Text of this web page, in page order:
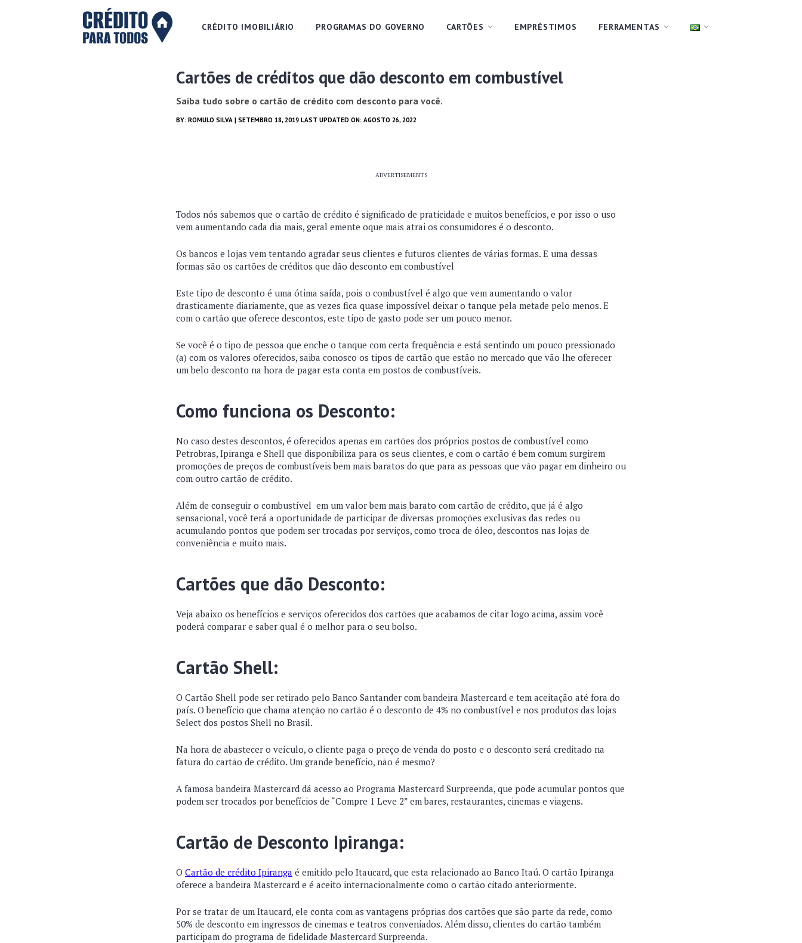
CRÉDITO IMOBILIÁRIO PROGRAMAS DO GOVERNO CARTÕES EMPRÉSTIMOS FERRAMENTAS
Cartões de créditos que dão desconto em combustível
Saiba tudo sobre o cartão de crédito com desconto para você.
BY: ROMULO SILVA | SETEMBRO 18, 2019 LAST UPDATED ON: AGOSTO 26, 2022
ADVERTISEMENTS
Todos nós sabemos que o cartão de crédito é significado de praticidade e muitos benefícios, e por isso o uso
vem aumentando cada dia mais, geral emente oque mais atrai os consumidores é o desconto.
Os bancos e lojas vem tentando agradar seus clientes e futuros clientes de várias formas. E uma dessas
formas são os cartões de créditos que dão desconto em combustível
Este tipo de desconto é uma ótima saída, pois o combustível é algo que vem aumentando o valor
drasticamente diariamente, que as vezes fica quase impossível deixar o tanque pela metade pelo menos. E
com o cartão que oferece descontos, este tipo de gasto pode ser um pouco menor.
Se você é o tipo de pessoa que enche o tanque com certa frequência e está sentindo um pouco pressionado
(a) com os valores oferecidos, saiba conosco os tipos de cartão que estão no mercado que vão lhe oferecer
um belo desconto na hora de pagar esta conta em postos de combustíveis.
Como funciona os Desconto:
No caso destes descontos, é oferecidos apenas em cartões dos próprios postos de combustível como
Petrobras, Ipiranga e Shell que disponibiliza para os seus clientes, e com o cartão é bem comum surgirem
promoções de preços de combustíveis bem mais baratos do que para as pessoas que vão pagar em dinheiro ou
com outro cartão de crédito.
Além de conseguir o combustível em um valor bem mais barato com cartão de crédito, que já é algo
sensacional, você terá a oportunidade de participar de diversas promoções exclusivas das redes ou
acumulando pontos que podem ser trocadas por serviços, como troca de óleo, descontos nas lojas de
conveniência e muito mais.
Cartões que dão Desconto:
Veja abaixo os benefícios e serviços oferecidos dos cartões que acabamos de citar logo acima, assim você
poderá comparar e saber qual é o melhor para o seu bolso.
Cartão Shell:
O Cartão Shell pode ser retirado pelo Banco Santander com bandeira Mastercard e tem aceitação até fora do
país. O benefício que chama atenção no cartão é o desconto de 4% no combustível e nos produtos das lojas
Select dos postos Shell no Brasil.
Na hora de abastecer o veículo, o cliente paga o preço de venda do posto e o desconto será creditado na
fatura do cartão de crédito. Um grande benefício, não é mesmo?
A famosa bandeira Mastercard dá acesso ao Programa Mastercard Surpreenda, que pode acumular pontos que
podem ser trocados por benefícios de “Compre 1 Leve 2” em bares, restaurantes, cinemas e viagens.
Cartão de Desconto Ipiranga:
O Cartão de crédito Ipiranga é emitido pelo Itaucard, que esta relacionado ao Banco Itaú. O cartão Ipiranga
oferece a bandeira Mastercard e é aceito internacionalmente como o cartão citado anteriormente.
Por se tratar de um Itaucard, ele conta com as vantagens próprias dos cartões que são parte da rede, como
50% de desconto em ingressos de cinemas e teatros conveniados. Além disso, clientes do cartão também
participam do programa de fidelidade Mastercard Surpreenda.